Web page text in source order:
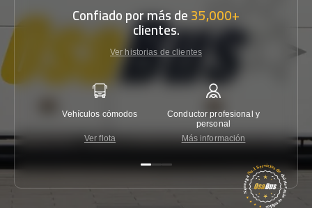
Confiado por más de35,000+
clientes.
Ver historias de clientes
Vehículos cómodos
Ver flota
Conductor profesional y
personal
Más información